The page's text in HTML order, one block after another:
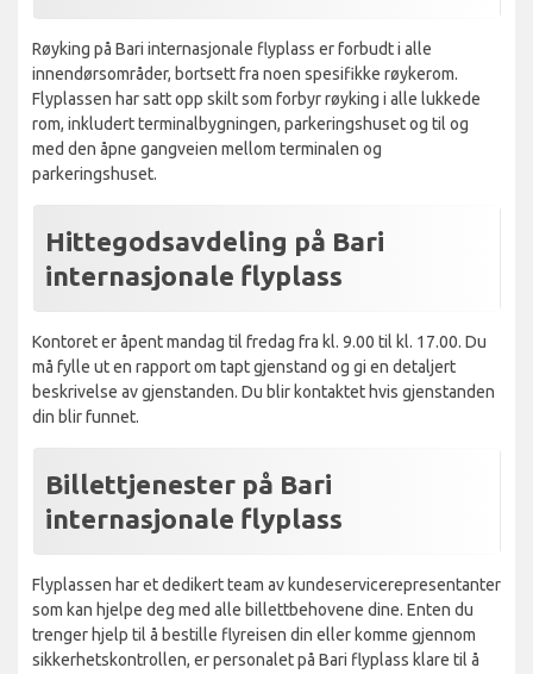
Røyking på Bari internasjonale flyplass er forbudt i alle
innendørsområder, bortsett fra noen spesifikke røykerom.
Flyplassen har satt opp skilt som forbyr røyking i alle lukkede
rom, inkludert terminalbygningen, parkeringshuset og til og
med den åpne gangveien mellom terminalen og
parkeringshuset.
Hittegodsavdeling på Bari
internasjonale flyplass
Kontoret er åpent mandag til fredag ​​fra kl. 9.00 til kl. 17.00. Du
må fylle ut en rapport om tapt gjenstand og gi en detaljert
beskrivelse av gjenstanden. Du blir kontaktet hvis gjenstanden
din blir funnet.
Billettjenester på Bari
internasjonale flyplass
Flyplassen har et dedikert team av kundeservicerepresentanter
som kan hjelpe deg med alle billettbehovene dine. Enten du
trenger hjelp til å bestille flyreisen din eller komme gjennom
sikkerhetskontrollen, er personalet på Bari flyplass klare til å